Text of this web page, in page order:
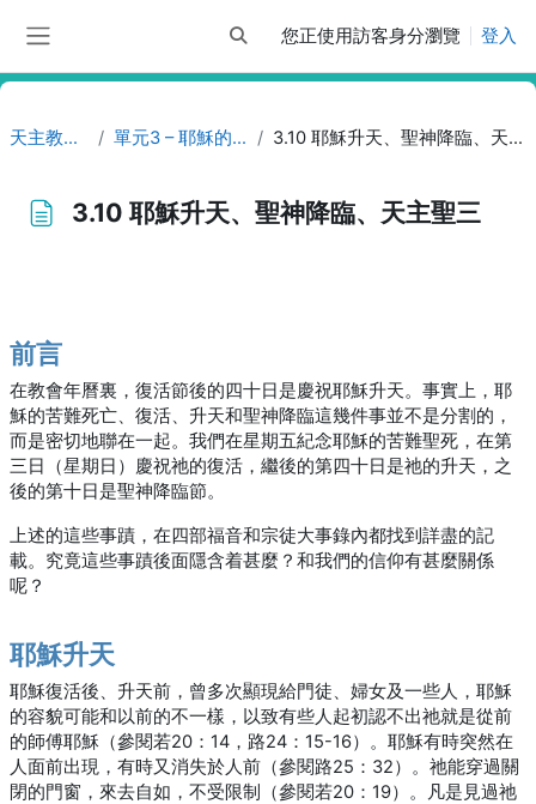
切換搜尋輸入框
您正使用訪客身分瀏覽 登入
天主教教友 單元3 – 耶穌的一生 3.10 耶穌升天、聖神降臨、天主聖三
3.10 耶穌升天、聖神降臨、天主聖三
前言
在教會年曆裏，復活節後的四十日是慶祝耶穌升天。事實上，耶
穌的苦難死亡、復活、升天和聖神降臨這幾件事並不是分割的，
而是密切地聯在一起。我們在星期五紀念耶穌的苦難聖死，在第
三日（星期日）慶祝祂的復活，繼後的第四十日是祂的升天，之
後的第十日是聖神降臨節。
上述的這些事蹟，在四部福音和宗徒大事錄內都找到詳盡的記
載。究竟這些事蹟後面隱含着甚麼？和我們的信仰有甚麼關係
呢？
耶穌升天
耶穌復活後、升天前，曾多次顯現給門徒、婦女及一些人，耶穌
的容貌可能和以前的不一樣，以致有些人起初認不出祂就是從前
的師傅耶穌（參閱若20：14，路24：15-16）。耶穌有時突然在
人面前出現，有時又消失於人前（參閱路25：32）。祂能穿過關
閉的門窗，來去自如，不受限制（參閱若20：19）。凡是見過祂